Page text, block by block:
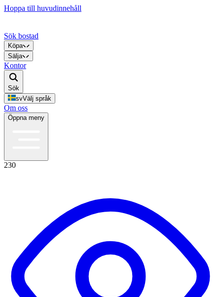
Hoppa till huvudinnehåll
Sök bostad
Köpa
Sälja
Kontor
Sök
svVälj språk
Om oss
Öppna meny
230